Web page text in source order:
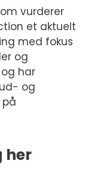
vurderer
et aktuelt
med fokus
og
har
og
på
her